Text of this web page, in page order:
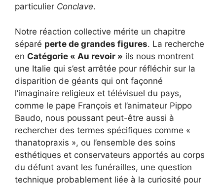
particulier Conclave.
Notre réaction collective mérite un chapitre
séparé perte de grandes figures. La recherche
en Catégorie « Au revoir » ils nous montrent
une Italie qui s’est arrêtée pour réfléchir sur la
disparition de géants qui ont façonné
l’imaginaire religieux et télévisuel du pays,
comme le pape François et l’animateur Pippo
Baudo, nous poussant peut-être aussi à
rechercher des termes spécifiques comme «
thanatopraxis », ou l’ensemble des soins
esthétiques et conservateurs apportés au corps
du défunt avant les funérailles, une question
technique probablement liée à la curiosité pour